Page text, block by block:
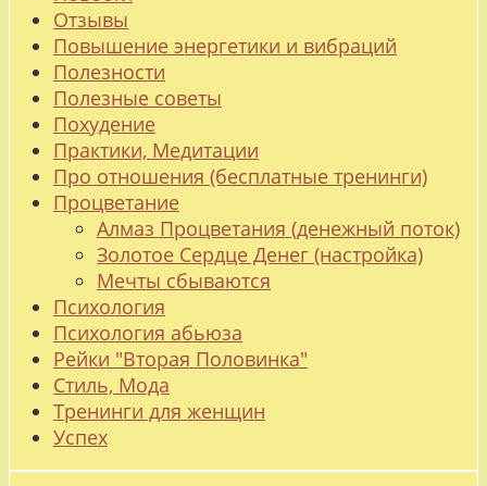
Отзывы
Повышение энергетики и вибраций
Полезности
Полезные советы
Похудение
Практики, Медитации
Про отношения (бесплатные тренинги)
Процветание
Алмаз Процветания (денежный поток)
Золотое Сердце Денег (настройка)
Мечты сбываются
Психология
Психология абьюза
Рейки "Вторая Половинка"
Стиль, Мода
Тренинги для женщин
Успех